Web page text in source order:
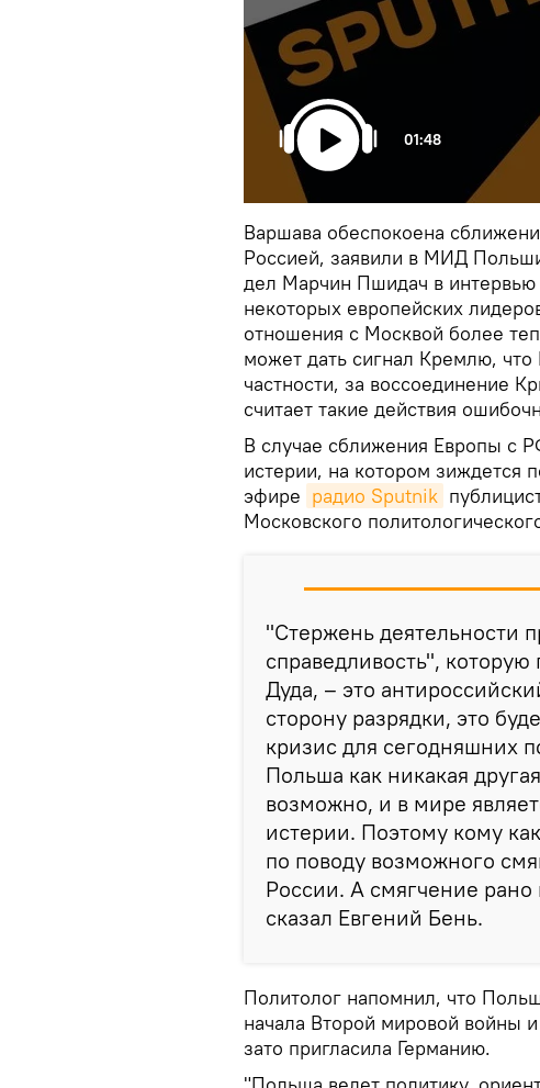
01:48
Варшава обеспокоена
Россией, заявили в МИД
дел Марчин Пшидач в интервью
некоторых европейских
отношения с Москвой более
может дать сигнал Кремлю, что
частности, за воссоединение
считает такие действия
В случае сближения Европы с
истерии, на котором зиждется
эфире радио Sputnik
Московского
"Стержень деятельности
справедливость",
Дуда, – это
сторону разрядки, это
кризис для сегодняшних
Польша как никакая
возможно, и в мире
истерии. Поэтому кому
по поводу возможного
России. А смягчение
сказал Евгений Бень.
Политолог напомнил, что
начала Второй мировой войны
зато пригласила Германию.